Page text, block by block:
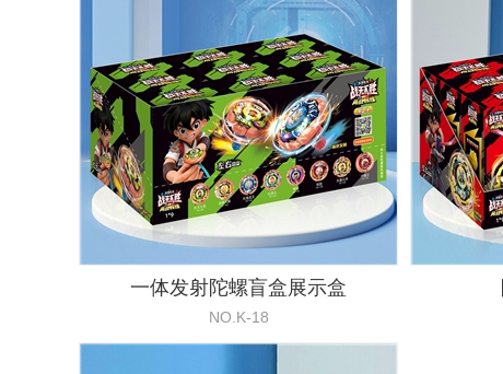
一体发射陀螺盲盒展示盒
NO.K-18